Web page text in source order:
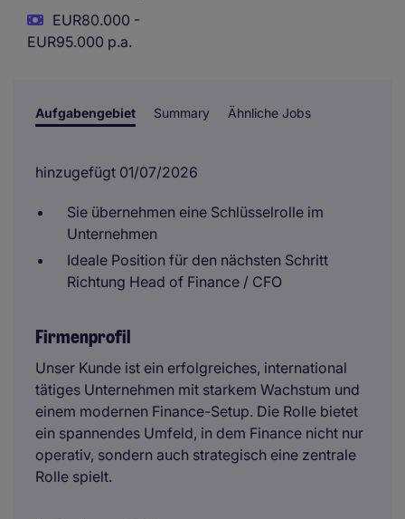
EUR80.000 -
EUR95.000 p.a.
Aufgabengebiet Summary Ähnliche Jobs
hinzugefügt 01/07/2026
Sie übernehmen eine Schlüsselrolle im
Unternehmen
Ideale Position für den nächsten Schritt
Richtung Head of Finance / CFO
Firmenprofil
Unser Kunde ist ein erfolgreiches, international
tätiges Unternehmen mit starkem Wachstum und
einem modernen Finance-Setup. Die Rolle bietet
ein spannendes Umfeld, in dem Finance nicht nur
operativ, sondern auch strategisch eine zentrale
Rolle spielt.